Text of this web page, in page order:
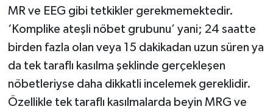
MR ve EEG gibi tetkikler gerekmemektedir.
‘Komplike ateşli nöbet grubunu’ yani; 24 saatte
birden fazla olan veya 15 dakikadan uzun süren ya
da tek taraflı kasılma şeklinde gerçekleşen
nöbetleriyse daha dikkatli incelemek gereklidir.
Özellikle tek taraflı kasılmalarda beyin MRG ve